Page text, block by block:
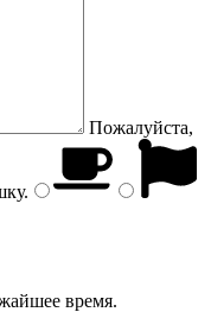
Пожалуйста,
.
время.